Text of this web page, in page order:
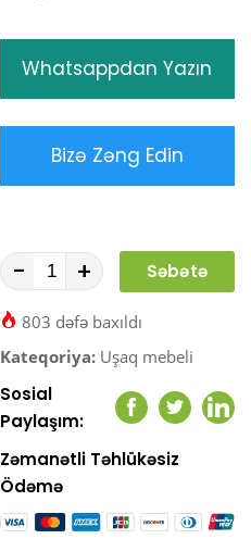
Whatsappdan Yazın
Bizə Zəng Edin
- +
Səbətə
803 dəfə baxıldı
Kateqoriya: Uşaq mebeli
Sosial
Paylaşım:
Facebook
Twitter
Zəmanətli Təhlükəsiz
Ödəmə